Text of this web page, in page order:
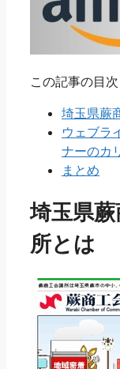
この記事の目次
埼玉県蕨
ウェブラ
ナーのカ
まとめ
埼玉県
所とは